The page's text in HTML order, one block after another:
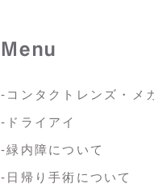
Menu
-コンタクトレンズ・メ
-ドライアイ
-緑内障について
-日帰り手術について